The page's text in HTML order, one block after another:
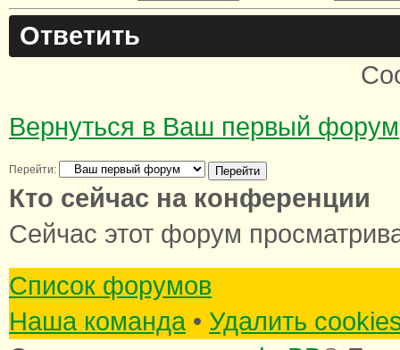
Ответить
Вернуться в Ваш первый форум
Перейти:
Кто сейчас на конференции
Сейчас этот форум
Список форумов
Наша команда• Удалить